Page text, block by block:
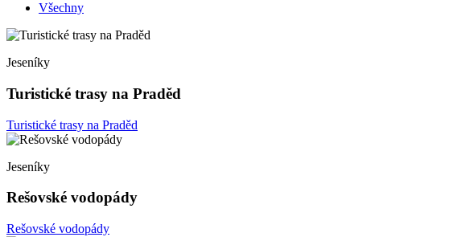
Všechny
Jeseníky
Turistické trasy na Praděd
Turistické trasy na Praděd
Jeseníky
Rešovské vodopády
Rešovské vodopády